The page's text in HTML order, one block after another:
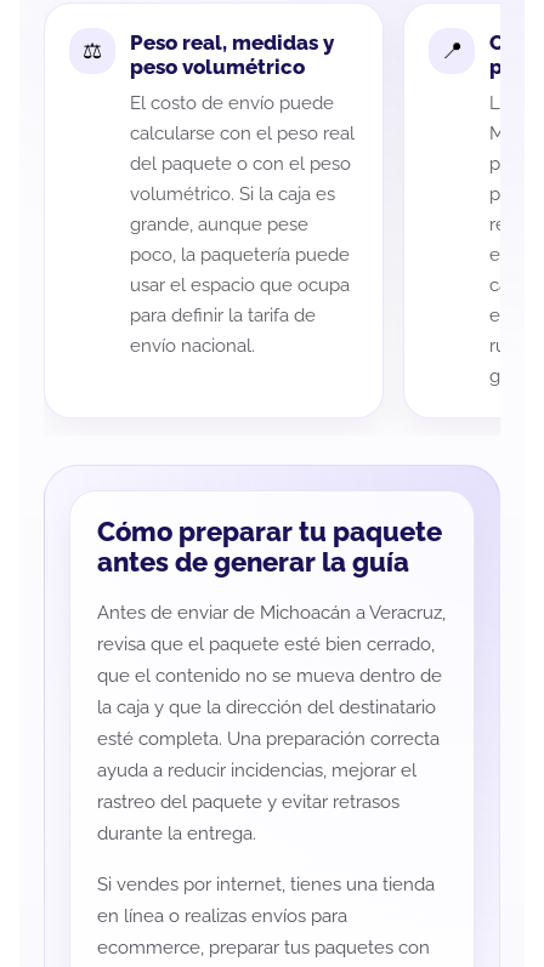
Peso real, medidas y
peso volumétrico
El costo de envío puede
calcularse con el peso real
del paquete o con el peso
volumétrico. Si la caja es
grande, aunque pese
poco, la paquetería puede
usar el espacio que ocupa
para definir la tarifa de
envío nacional.
La
cada
es
ruta
guía
Cómo preparar tu paquete
antes de generar la guía
Antes de enviar de Michoacán a Veracruz,
revisa que el paquete esté bien cerrado,
que el contenido no se mueva dentro de
la caja y que la dirección del destinatario
esté completa. Una preparación correcta
ayuda a reducir incidencias, mejorar el
rastreo del paquete y evitar retrasos
durante la entrega.
Si vendes por internet, tienes una tienda
en línea o realizas envíos para
ecommerce, preparar tus paquetes con